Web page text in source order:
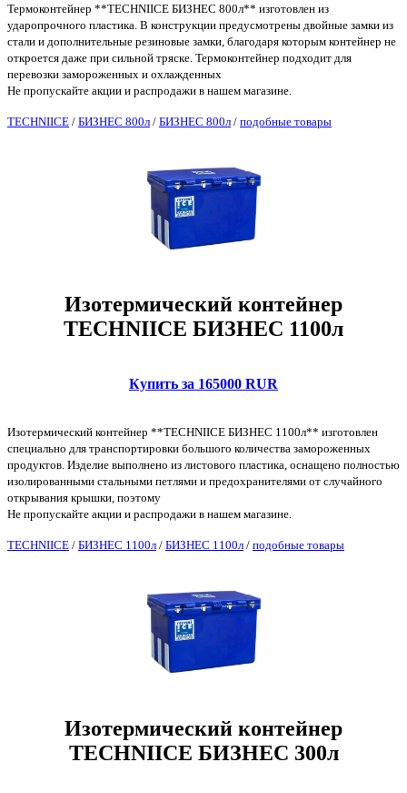
Термоконтейнер **TECHNIICE БИЗНЕС 800л** изготовлен из
ударопрочного пластика. В конструкции предусмотрены двойные замки из
стали и дополнительные резиновые замки, благодаря которым контейнер не
откроется даже при сильной тряске. Термоконтейнер подходит для
перевозки замороженных и охлажденных
Не пропускайте акции и распродажи в нашем магазине.
TECHNIICE / БИЗНЕС 800л / БИЗНЕС 800л / подобные товары
Изотермический контейнер
TECHNIICE БИЗНЕС 1100л
Купить за 165000 RUR
Изотермический контейнер **TECHNIICE БИЗНЕС 1100л** изготовлен
специально для транспортировки большого количества замороженных
продуктов. Изделие выполнено из листового пластика, оснащено полностью
изолированными стальными петлями и предохранителями от случайного
открывания крышки, поэтому
Не пропускайте акции и распродажи в нашем магазине.
TECHNIICE / БИЗНЕС 1100л / БИЗНЕС 1100л / подобные товары
Изотермический контейнер
TECHNIICE БИЗНЕС 300л